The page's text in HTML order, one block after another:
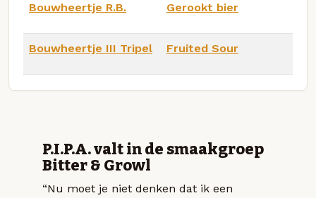
Bouwheertje R.B. Gerookt bier
Bouwheertje III Tripel Fruited Sour
P.I.P.A. valt in de smaakgroep
Bitter & Growl
“Nu moet je niet denken dat ik een